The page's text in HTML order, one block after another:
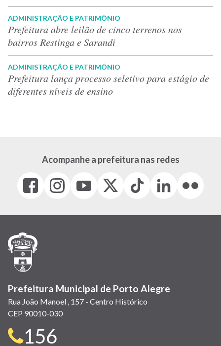
ADMINISTRAÇÃO E PATRIMÔNIO
Prefeitura abre leilão de cinco terrenos nos
bairros Restinga e Sarandi
ADMINISTRAÇÃO E PATRIMÔNIO
Prefeitura lança processo seletivo para estágio de
diferentes níveis de ensino
Acompanhe a prefeitura nas redes
Facebook
(link
em
janela)
Instagram
(link
em
(link
em
(Antigo
(link
Tiktok
(link
em
LinkedIn
(link
em
(link
em
Prefeitura Municipal de Porto Alegre
Rua João Manoel , 157 - Centro Histórico
CEP 90010-030
Telefone
156